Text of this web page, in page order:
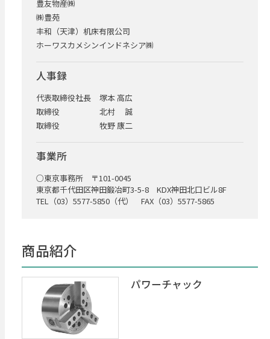
豊友物産㈱
㈱豊苑
丰和（天津）机床有限公司
ホーワスカメシンインドネシア㈱
人事録
代表取締役社長
塚本 高広
取締役
北村 誠
取締役
牧野 康二
事業所
○東京事務所 〒101-0045
東京都千代田区神田鍛冶町3-5-8 KDX神田北口ビル8F
TEL（03）5577-5850（代） FAX（03）5577-5865
商品紹介
パワーチャック